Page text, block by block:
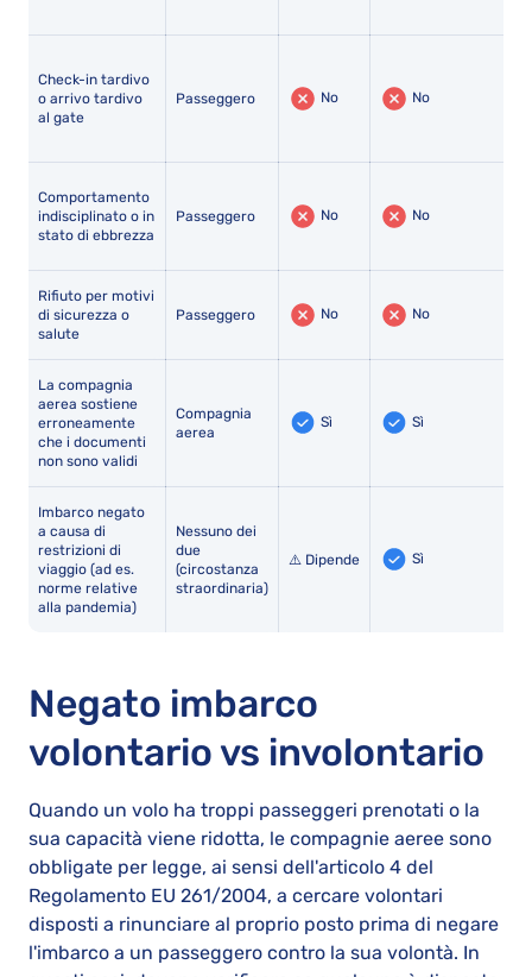
Check-in tardivo
o arrivo tardivo
al gate
Passeggero No No
Comportamento
indisciplinato o in
stato di ebbrezza
Passeggero No No
Rifiuto per motivi
di sicurezza o
salute
Passeggero No No
La compagnia
aerea sostiene
erroneamente
che i documenti
non sono validi
Compagnia
aerea
Sì Sì
Imbarco negato
a causa di
restrizioni di
viaggio (ad es.
norme relative
alla pandemia)
Nessuno dei
due
(circostanza
straordinaria)
⚠️ Dipende Sì
Negato imbarco
volontario vs involontario
Quando un volo ha troppi passeggeri prenotati o la
sua capacità viene ridotta, le compagnie aeree sono
obbligate per legge, ai sensi dell'articolo 4 del
Regolamento EU 261/2004, a cercare volontari
disposti a rinunciare al proprio posto prima di negare
l'imbarco a un passeggero contro la sua volontà. In